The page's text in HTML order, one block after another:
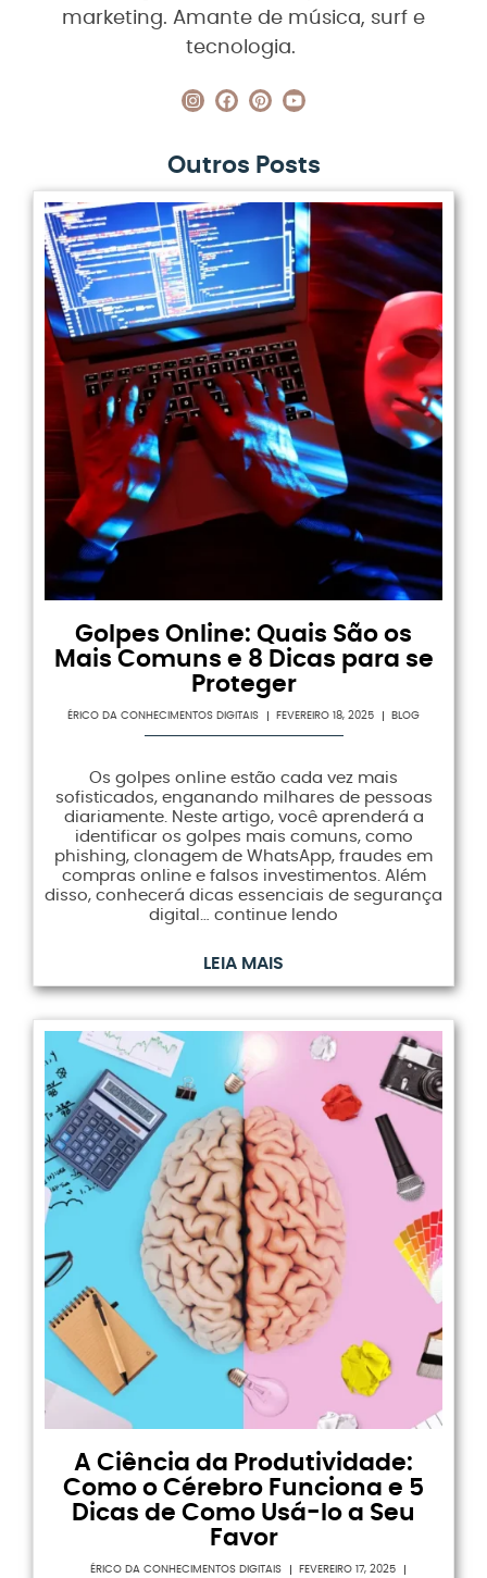
marketing. Amante de música, surf e
tecnologia.
Outros Posts
Golpes Online: Quais São os
Mais Comuns e 8 Dicas para se
Proteger
ÉRICO DA CONHECIMENTOS DIGITAIS FEVEREIRO 18, 2025 BLOG
Os golpes online estão cada vez mais
sofisticados, enganando milhares de pessoas
diariamente. Neste artigo, você aprenderá a
identificar os golpes mais comuns, como
phishing, clonagem de WhatsApp, fraudes em
compras online e falsos investimentos. Além
disso, conhecerá dicas essenciais de segurança
digital… continue lendo
LEIA MAIS
A Ciência da Produtividade:
Como o Cérebro Funciona e 5
Dicas de Como Usá-lo a Seu
Favor
ÉRICO DA CONHECIMENTOS DIGITAIS
FEVEREIRO 17, 2025